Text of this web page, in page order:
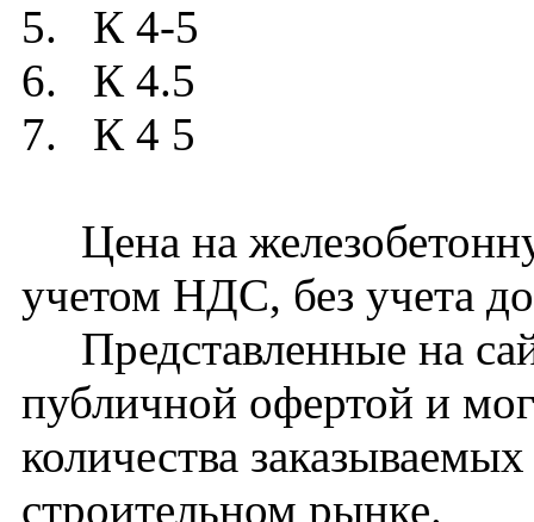
5. К 4-5
6. К 4.5
7. К 4 5
Цена на
учетом НДС, без учета
Представленные на
публичной офертой и
количества
строительном рынке.